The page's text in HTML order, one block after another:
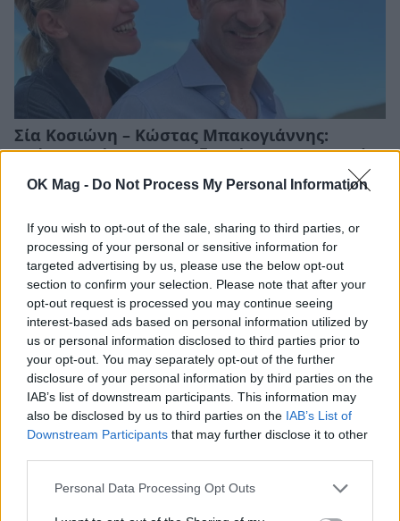
OK Mag - Do Not Process My Personal Information
If you wish to opt-out of the sale, sharing to third parties, or
processing of your personal or sensitive information for
targeted advertising by us, please use the below opt-out
section to confirm your selection. Please note that after your
opt-out request is processed you may continue seeing
interest-based ads based on personal information utilized by
us or personal information disclosed to third parties prior to
your opt-out. You may separately opt-out of the further
disclosure of your personal information by third parties on the
IAB’s list of downstream participants. This information may
also be disclosed by us to third parties on the IAB’s List of
Downstream Participants that may further disclose it to other
Personal Data Processing Opt Outs
Σία Κοσιώνη – Κώστας Μπακογιάννης:
Επέτειος γάμου για το ζευγάρι – Η τρυφερή
ανάρτηση
Μπακογιάννη στους δρόμους της Αθήνας